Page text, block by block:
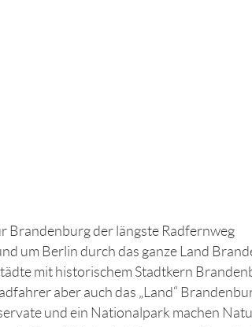
Brandenburg der längste Radfernweg
um Berlin durch das ganze Land
mit historischem Stadtkern
aber auch das „Land“
und ein Nationalpark machen